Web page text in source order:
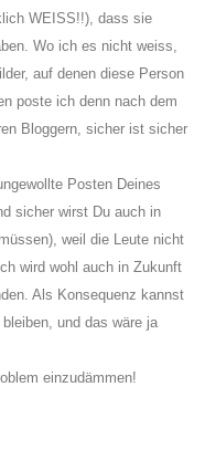
WEISS!!), dass sie
Wo ich es nicht weiss,
auf denen diese Person
poste ich denn nach dem
Bloggern, sicher ist sicher
Posten Deines
sicher wirst Du auch in
weil die Leute nicht
wird wohl auch in Zukunft
Als Konsequenz kannst
und das wäre ja
einzudämmen!